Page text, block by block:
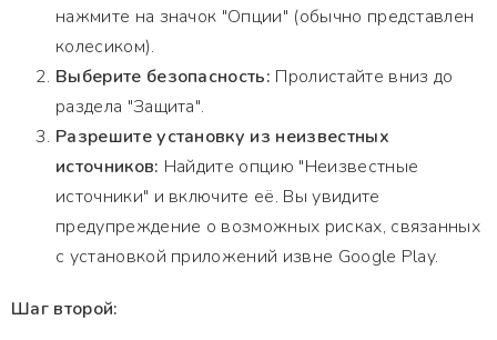
нажмите на значок "Опции" (обычно представлен
колесиком).
Выберите безопасность: Пролистайте вниз до
раздела "Защита".
Разрешите установку из неизвестных
источников: Найдите опцию "Неизвестные
источники" и включите её. Вы увидите
предупреждение о возможных рисках, связанных
с установкой приложений извне Google Play.
Шаг второй: